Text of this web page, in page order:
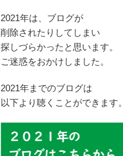
2021年は、ブログが
削除されたりしてしまい
探しづらかったと思います。
ご迷惑をおかけしました。
2021年までのブログは
以下より聴くことができます。